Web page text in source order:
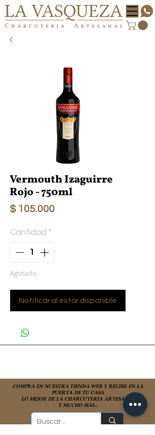
Vermouth Izaguirre
Rojo - 750ml
$ 105.000Precio
Cantidad *
Agotado
Notificar al estar disponible
COMPRA EN NUESTRA TIENDA WEB Y RECIBE EN LA
PUERTA DE TU CASA
LO MEJOR DE LA CHARCUTERÍA ARTESANAL
Y MUCHO MÁS...